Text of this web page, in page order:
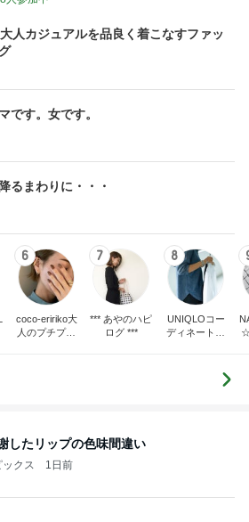
人カジュアルを品良く着こなすファッ
です。女です。
るまわりに・・・
6
coco-eririko大
人のプチプラ
7
*** あやのハピ
ログ ***
8
UNIQLOコー
ディネート日
したリップの色味間違い
クス 1日前